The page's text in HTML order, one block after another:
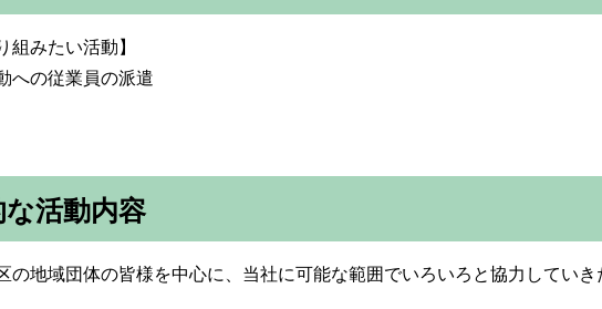
組みたい活動】
への従業員の派遣
活動内容
の地域団体の皆様を中心に、当社に可能な範囲でいろいろと協力していき